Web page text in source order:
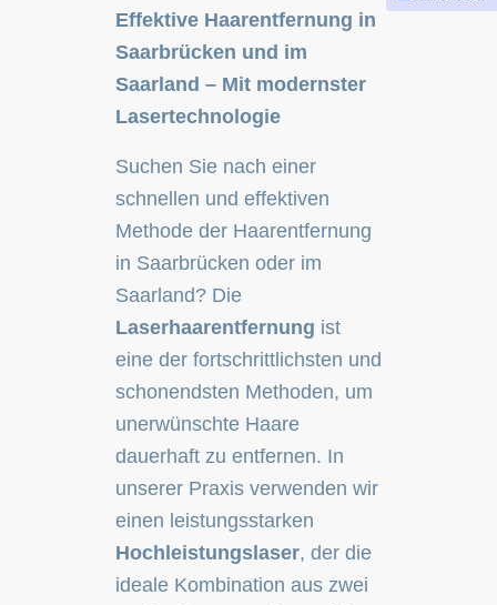
Effektive Haarentfernung in
Saarbrücken und im
Saarland – Mit modernster
Lasertechnologie
Suchen Sie nach einer
schnellen und effektiven
Methode der Haarentfernung
in Saarbrücken oder im
Saarland? Die
Laserhaarentfernung ist
eine der fortschrittlichsten und
schonendsten Methoden, um
unerwünschte Haare
dauerhaft zu entfernen. In
unserer Praxis verwenden wir
einen leistungsstarken
Hochleistungslaser, der die
ideale Kombination aus zwei